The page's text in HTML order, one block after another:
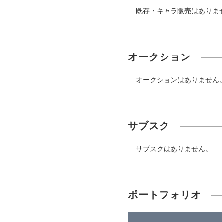
既存・キャラ販売はありま
オークション
オークションはありません。
サブスク
サブスクはありません。
ポートフォリオ